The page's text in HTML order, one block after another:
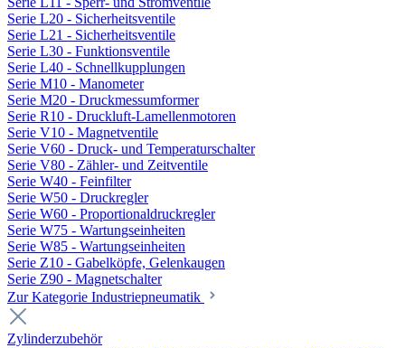
Serie L20 - Sicherheitsventile
Serie L21 - Sicherheitsventile
Serie L30 - Funktionsventile
Serie L40 - Schnellkupplungen
Serie M10 - Manometer
Serie M20 - Druckmessumformer
Serie R10 - Druckluft-Lamellenmotoren
Serie V10 - Magnetventile
Serie V60 - Druck- und Temperaturschalter
Serie V80 - Zähler- und Zeitventile
Serie W40 - Feinfilter
Serie W50 - Druckregler
Serie W60 - Proportionaldruckregler
Serie W75 - Wartungseinheiten
Serie W85 - Wartungseinheiten
Serie Z10 - Gabelköpfe, Gelenkaugen
Serie Z90 - Magnetschalter
Zur Kategorie Industriepneumatik
Zylinderzubehör